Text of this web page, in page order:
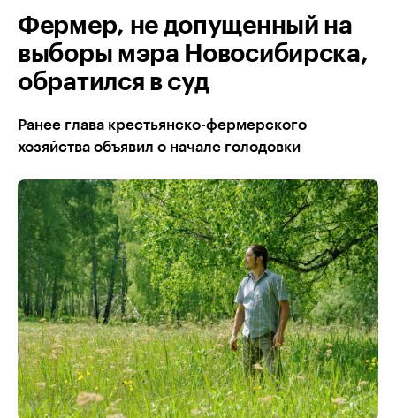
Фермер, не допущенный на
выборы мэра Новосибирска,
обратился в суд
Ранее глава крестьянско-фермерского
хозяйства объявил о начале голодовки